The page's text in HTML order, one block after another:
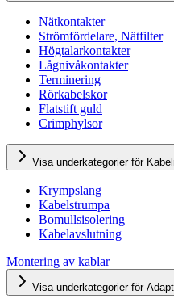
Nätkontakter
Strömfördelare, Nätfilter
Högtalarkontakter
Lågnivåkontakter
Terminering
Rörkabelskor
Flatstift guld
Crimphylsor
Visa underkategorier för
Krympslang
Kabelstrumpa
Bomullsisolering
Kabelavslutning
Montering av kablar
Visa underkategorier för